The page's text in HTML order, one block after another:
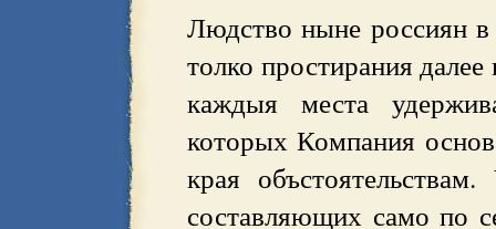
Людство ныне россиян
толко простирания
каждыя места
которых Компания
края
составляющих само по